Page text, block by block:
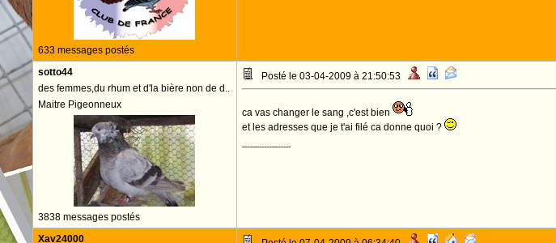
633 messages postés
sotto44
des femmes,du rhum et d'la bière non de d..
Maitre Pigeonneux
3838 messages postés
Posté le 03-04-2009 à 21:50:53
ca vas changer le sang ,c'est bien
et les adresses que je t'ai filé ca donne quoi ?
--------------------
Xav24000